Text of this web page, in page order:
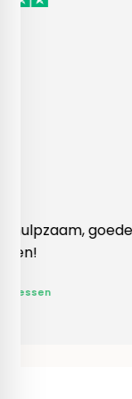
Heel
produkten!
Yvonne Claessen